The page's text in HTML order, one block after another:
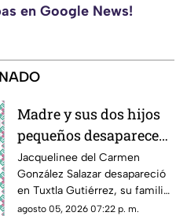
en Google News!
Madre y sus dos hijos
pequeños desaparecen
en Tuxtla Gutiérrez ¡Su
esposo levantó una
ficha de busqueda!
Jacquelinee del Carmen
González Salazar desapareció
en Tuxtla Gutiérrez, su familia
lo busca, por lo que han
agosto 05, 2026 07:22 p. m.